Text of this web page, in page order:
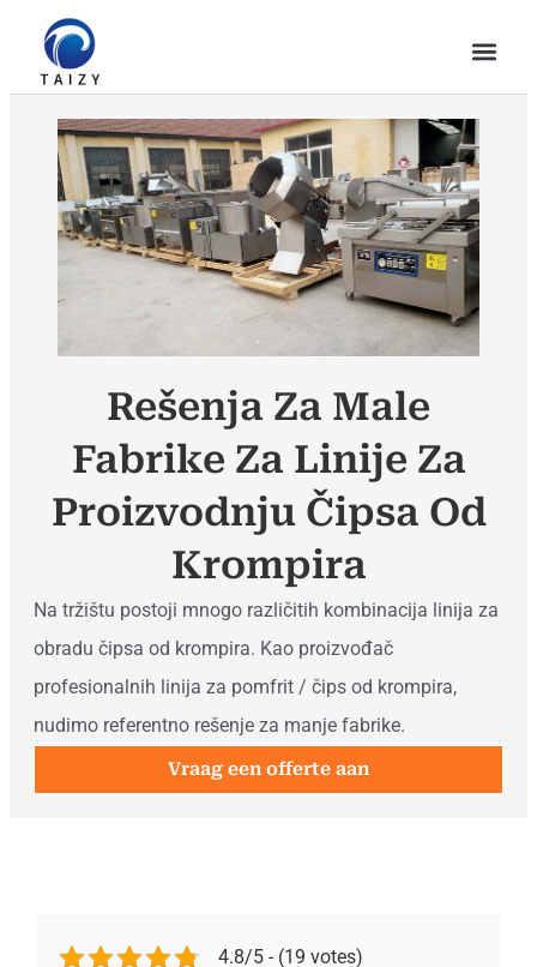
Rešenja Za Male
Fabrike Za Linije Za
Proizvodnju Čipsa Od
Krompira
Na tržištu postoji mnogo različitih kombinacija linija za
obradu čipsa od krompira. Kao proizvođač
profesionalnih linija za pomfrit / čips od krompira,
nudimo referentno rešenje za manje fabrike.
Vraag een offerte aan
4.8/5 - (19 votes)